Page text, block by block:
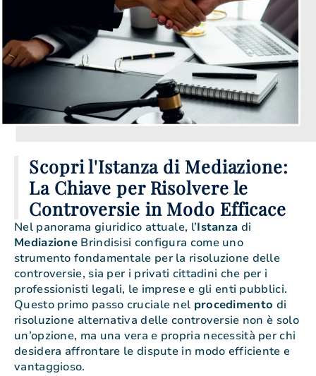
Scopri l'Istanza di Mediazione:
La Chiave per Risolvere le
Controversie in Modo Efficace
Nel panorama giuridico attuale, l’Istanza di
Mediazione Brindisisi configura come uno
strumento fondamentale per la risoluzione delle
controversie, sia per i privati cittadini che per i
professionisti legali, le imprese e gli enti pubblici.
Questo primo passo cruciale nel procedimento di
risoluzione alternativa delle controversie non è solo
un’opzione, ma una vera e propria necessità per chi
desidera affrontare le dispute in modo efficiente e
vantaggioso.